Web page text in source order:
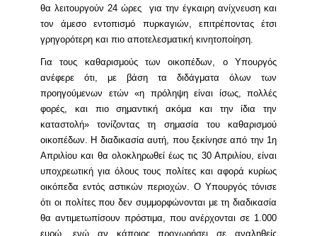
θα λειτουργούν 24 ώρες για την έγκαιρη ανίχνευση και
τον άμεσο εντοπισμό πυρκαγιών, επιτρέποντας έτσι
γρηγορότερη και πιο αποτελεσματική κινητοποίηση.
Για τους καθαρισμούς των οικοπέδων, ο Υπουργός
ανέφερε ότι, με βάση τα διδάγματα όλων των
προηγούμενων ετών «η πρόληψη είναι ίσως, πολλές
φορές, και πιο σημαντική ακόμα και την ίδια την
καταστολή» τονίζοντας τη σημασία του καθαρισμού
οικοπέδων. Η διαδικασία αυτή, που ξεκίνησε από την 1η
Απριλίου και θα ολοκληρωθεί έως τις 30 Απριλίου, είναι
υποχρεωτική για όλους τους πολίτες και αφορά κυρίως
οικόπεδα εντός αστικών περιοχών. Ο Υπουργός τόνισε
ότι οι πολίτες που δεν συμμορφώνονται με τη διαδικασία
θα αντιμετωπίσουν πρόστιμα, που ανέρχονται σε 1.000
ευρώ, ενώ αν κάποιος προχωρήσει σε αναληθείς